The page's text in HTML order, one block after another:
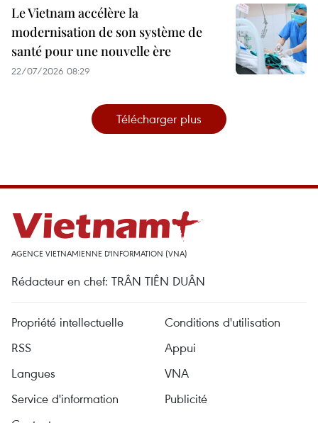
Le Vietnam accélère la
modernisation de son système de
santé pour une nouvelle ère
22/07/2026 08:29
Télécharger plus
AGENCE VIETNAMIENNE D'INFORMATION (VNA)
Rédacteur en chef: TRÂN TIÊN DUÂN
Propriété intellectuelle
Conditions d'utilisation
RSS
Appui
Langues
VNA
Service d'information
Publicité